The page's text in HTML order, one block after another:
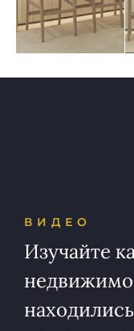
ВИДЕО
Изучайте